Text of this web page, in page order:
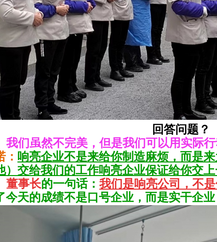
回答问题？
我们虽然不完美，但是我们可以用实际
： 响亮企业不是来给你制造麻烦，而是
）交给我们的工作响亮企业保证给你交
董事长的一句话： 我们是响亮公司，不
今天的成绩不是口号企业，而是实干企